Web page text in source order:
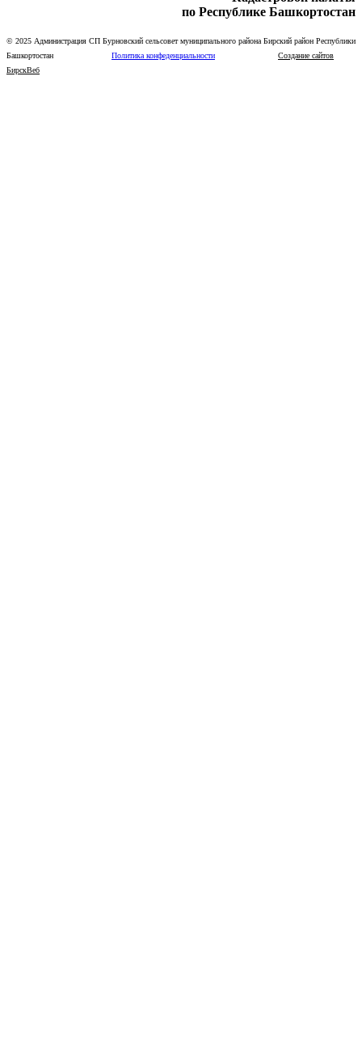
по Республике Башкортостан
© 2025 Администрация СП Бурновский сельсовет муниципального района Бирский район Республики
Башкортостан Политика конфеденциальности
Создание сайтов
БирскВеб